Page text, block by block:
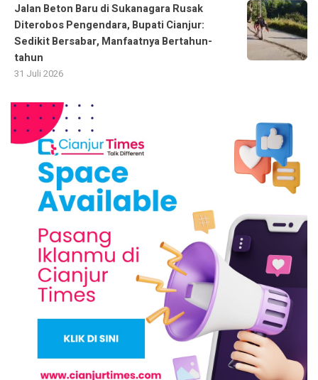
Jalan Beton Baru di Sukanagara Rusak
Diterobos Pengendara, Bupati Cianjur:
Sedikit Bersabar, Manfaatnya Bertahun-
tahun
31 Juli 2026